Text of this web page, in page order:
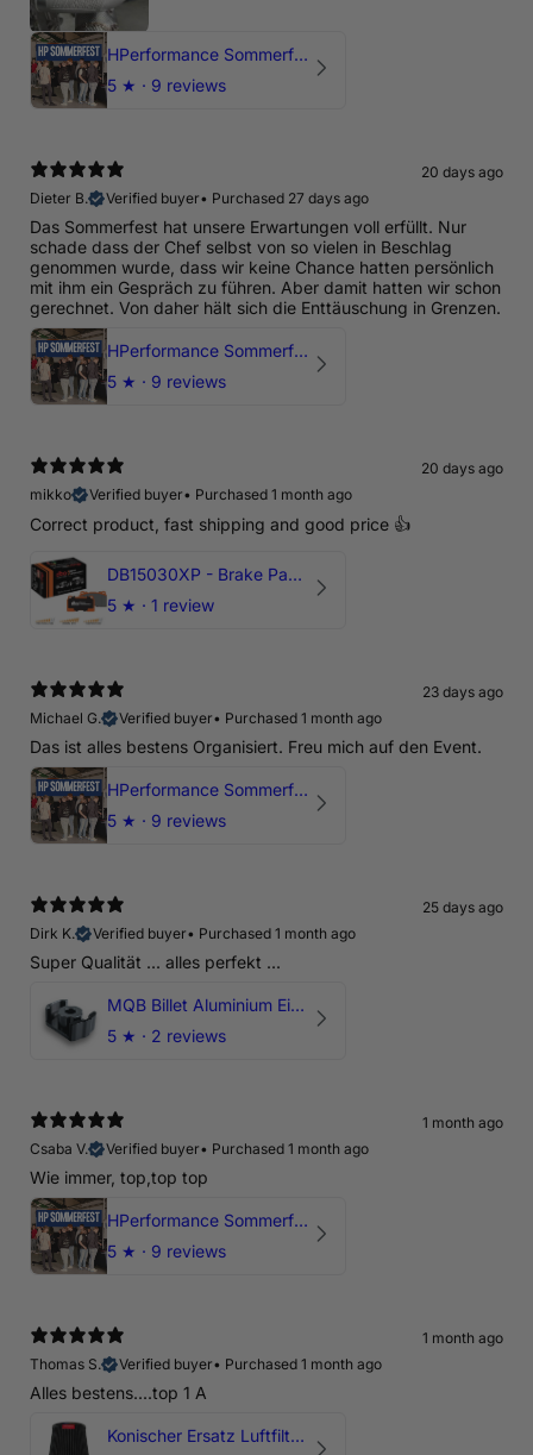
HPerformance Sommerfest 2026
5 ★ · 9 reviews
20 days ago
Dieter B.
Verified buyer• Purchased 27 days ago
Das Sommerfest hat unsere Erwartungen voll erfüllt. Nur
schade dass der Chef selbst von so vielen in Beschlag
genommen wurde, dass wir keine Chance hatten persönlich
mit ihm ein Gespräch zu führen. Aber damit hatten wir schon
gerechnet. Von daher hält sich die Enttäuschung in Grenzen.
HPerformance Sommerfest 2026
5 ★ · 9 reviews
20 days ago
mikko
Verified buyer• Purchased 1 month ago
Correct product, fast shipping and good price 👍
DB15030XP - Brake Pads Xtreme Performance | Front Axle
5 ★ · 1 review
23 days ago
Michael G.
Verified buyer• Purchased 1 month ago
Das ist alles bestens Organisiert. Freu mich auf den Event.
HPerformance Sommerfest 2026
5 ★ · 9 reviews
25 days ago
Dirk K.
Verified buyer• Purchased 1 month ago
Super Qualität ... alles perfekt ...
MQB Billet Aluminium Einsatz Drehmomentstütze - DOGBONE für Audi RS3, TTRS, RSQ3
5 ★ · 2 reviews
1 month ago
Csaba V.
Verified buyer• Purchased 1 month ago
Wie immer, top,top top
HPerformance Sommerfest 2026
5 ★ · 9 reviews
1 month ago
Thomas S.
Verified buyer• Purchased 1 month ago
Alles bestens....top 1 A
Konischer Ersatz Luftfilter Pilz - 4" & 5" Offene Ansaugung